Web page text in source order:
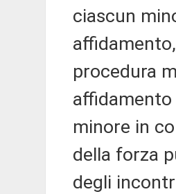
ciascun
procedura
minore in
della forza
degli